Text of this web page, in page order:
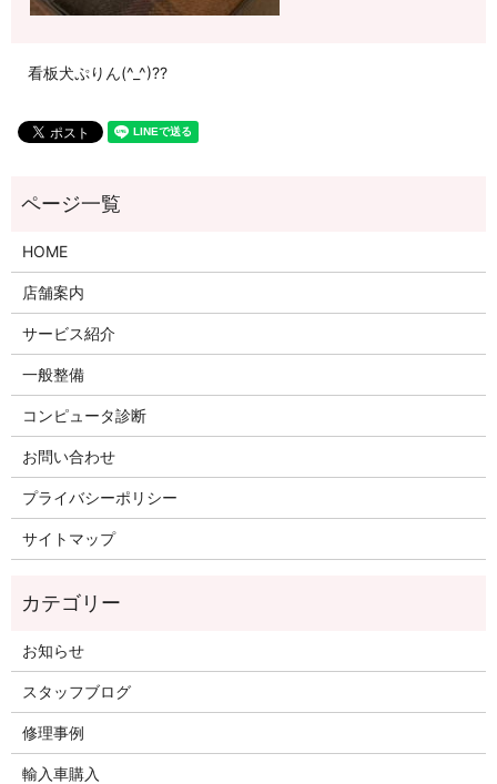
看板犬ぷりん(^_^)??
HOME
店舗案内
サービス紹介
一般整備
コンピュータ診断
お問い合わせ
プライバシーポリシー
サイトマップ
お知らせ
スタッフブログ
修理事例
輸入車購入